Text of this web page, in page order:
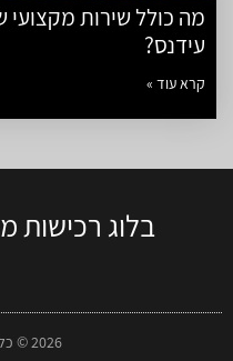
מה כולל שירות
עידנס?
קרא עוד »
בלוג רכישות
2026 © כל הזכויות שמורות